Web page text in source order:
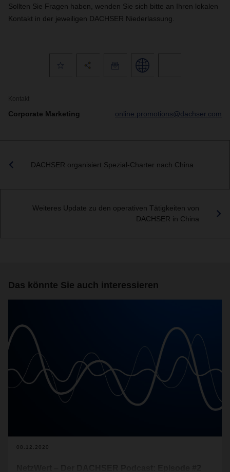
Sollten Sie Fragen haben, wenden Sie sich bitte an Ihren lokalen
Kontakt in der jeweiligen DACHSER Niederlassung
Kontakt
Corporate Marketing online.promotions@dachser.com
DACHSER organisiert Spezial-Charter nach China
Weiteres Update zu den operativen Tätigkeiten von
DACHSER in China
Das könnte Sie auch interessieren
08.12.2020